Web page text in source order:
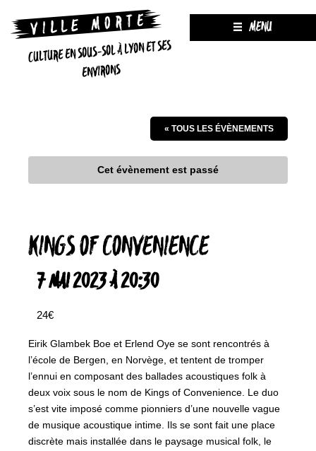
CULTURE EN SOUS-SOL À LYON ET SES
ENVIRONS
MENU
« TOUS LES ÉVÈNEMENTS
Cet évènement est passé
KINGS OF CONVENIENCE
7 MAI 2023 À 20:30
24€
Eirik Glambek Boe et Erlend Oye se sont rencontrés à
l’école de Bergen, en Norvège, et tentent de tromper
l’ennui en composant des ballades acoustiques folk à
deux voix sous le nom de Kings of Convenience. Le duo
s’est vite imposé comme pionniers d’une nouvelle vague
de musique acoustique intime. Ils se sont fait une place
discrète mais installée dans le paysage musical folk, le